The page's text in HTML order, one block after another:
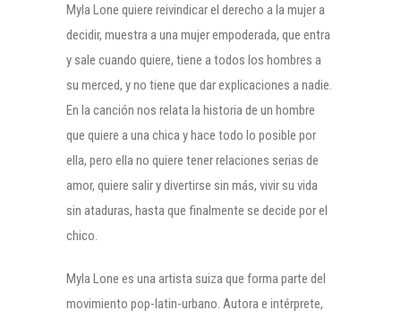
Myla Lone quiere reivindicar el derecho a la mujer a
decidir, muestra a una mujer empoderada, que entra
y sale cuando quiere, tiene a todos los hombres a
su merced, y no tiene que dar explicaciones a nadie.
En la canción nos relata la historia de un hombre
que quiere a una chica y hace todo lo posible por
ella, pero ella no quiere tener relaciones serias de
amor, quiere salir y divertirse sin más, vivir su vida
sin ataduras, hasta que finalmente se decide por el
chico.
Myla Lone es una artista suiza que forma parte del
movimiento pop-latin-urbano. Autora e intérprete,